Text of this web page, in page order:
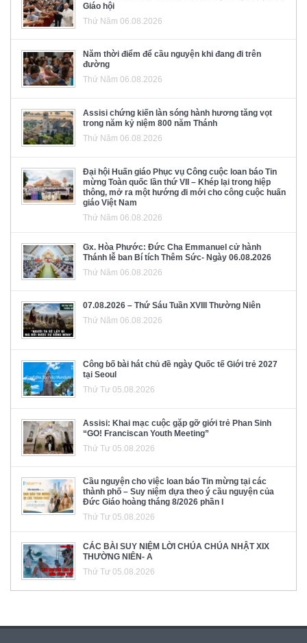
Giáo hội
Thứ Năm 06.08.2026
Năm thời điểm để cầu nguyện khi đang đi trên
đường
Thứ Năm 06.08.2026
Assisi chứng kiến làn sóng hành hương tăng vọt
trong năm kỷ niệm 800 năm Thánh
Thứ Năm 06.08.2026
Đại hội Huấn giáo Phục vụ Công cuộc loan báo Tin
mừng Toàn quốc lần thứ VII – Khép lại trong hiệp
thông, mở ra một hướng đi mới cho công cuộc huấn
giáo Việt Nam
Thứ Năm 06.08.2026
Gx. Hòa Phước: Đức Cha Emmanuel cử hành
Thánh lễ ban Bí tích Thêm Sức- Ngày 06.08.2026
Thứ Năm 06.08.2026
07.08.2026 – Thứ Sáu Tuần XVIII Thường Niên
Thứ Năm 06.08.2026
Công bố bài hát chủ đề ngày Quốc tế Giới trẻ 2027
tại Seoul
Thứ Tư 05.08.2026
Assisi: Khai mạc cuộc gặp gỡ giới trẻ Phan Sinh
“GO! Franciscan Youth Meeting”
Thứ Tư 05.08.2026
Cầu nguyện cho việc loan báo Tin mừng tại các
thành phố – Suy niệm dựa theo ý cầu nguyện của
Đức Giáo hoàng tháng 8/2026 phần I
Thứ Tư 05.08.2026
CÁC BÀI SUY NIỆM LỜI CHÚA CHÚA NHẬT XIX
THƯỜNG NIÊN- A
Thứ Tư 05.08.2026